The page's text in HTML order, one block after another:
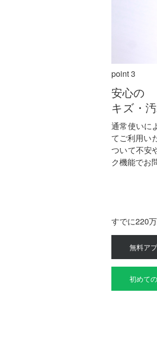
point 3
安心の
キズ・
通常使いに
てご利用い
ついて不安
ク機能でお
すでに220
無料ア
初めて